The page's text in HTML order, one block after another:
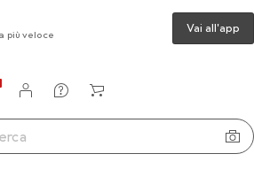
più veloce Vai all'app
cliente
di confronto
dei desideri